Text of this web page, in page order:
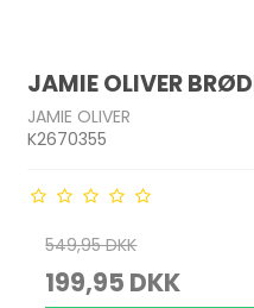
JAMIE OLIVER
JAMIE OLIVER
K2670355
549,95 DKK
199,95 DKK